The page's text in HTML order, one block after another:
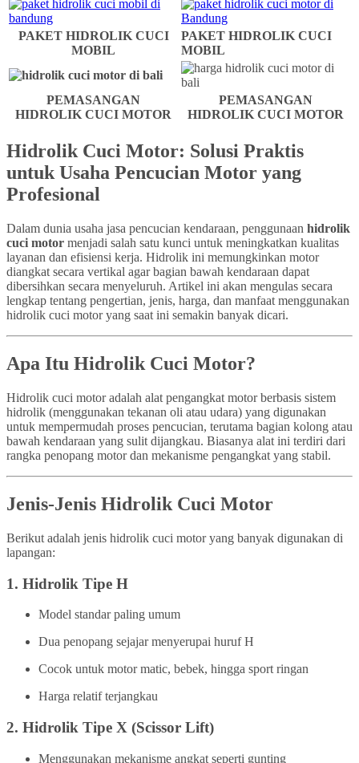
PAKET HIDROLIK CUCI
MOBIL
PAKET HIDROLIK CUCI
MOBIL
PEMASANGAN
HIDROLIK CUCI MOTOR
PEMASANGAN
HIDROLIK CUCI MOTOR
Hidrolik Cuci Motor: Solusi Praktis
untuk Usaha Pencucian Motor yang
Profesional
Dalam dunia usaha jasa pencucian kendaraan, penggunaan hidrolik
cuci motor menjadi salah satu kunci untuk meningkatkan kualitas
layanan dan efisiensi kerja. Hidrolik ini memungkinkan motor
diangkat secara vertikal agar bagian bawah kendaraan dapat
dibersihkan secara menyeluruh. Artikel ini akan mengulas secara
lengkap tentang pengertian, jenis, harga, dan manfaat menggunakan
hidrolik cuci motor yang saat ini semakin banyak dicari.
Apa Itu Hidrolik Cuci Motor?
Hidrolik cuci motor adalah alat pengangkat motor berbasis sistem
hidrolik (menggunakan tekanan oli atau udara) yang digunakan
untuk mempermudah proses pencucian, terutama bagian kolong atau
bawah kendaraan yang sulit dijangkau. Biasanya alat ini terdiri dari
rangka penopang motor dan mekanisme pengangkat yang stabil.
Jenis-Jenis Hidrolik Cuci Motor
Berikut adalah jenis hidrolik cuci motor yang banyak digunakan di
lapangan:
1. Hidrolik Tipe H
Model standar paling umum
Dua penopang sejajar menyerupai huruf H
Cocok untuk motor matic, bebek, hingga sport ringan
Harga relatif terjangkau
2. Hidrolik Tipe X (Scissor Lift)
Menggunakan mekanisme angkat seperti gunting